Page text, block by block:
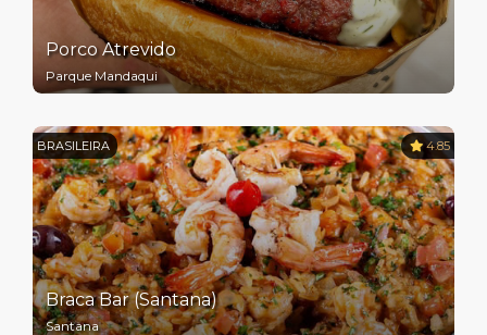
Porco Atrevido
Parque Mandaqui
BRASILEIRA 4.85
Braca Bar (Santana)
Santana